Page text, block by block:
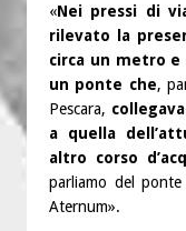
«Nei pressi di
rilevato la
circa un metro e
un ponte che,
Pescara,
a quella
altro corso
parliamo del
Aternum».